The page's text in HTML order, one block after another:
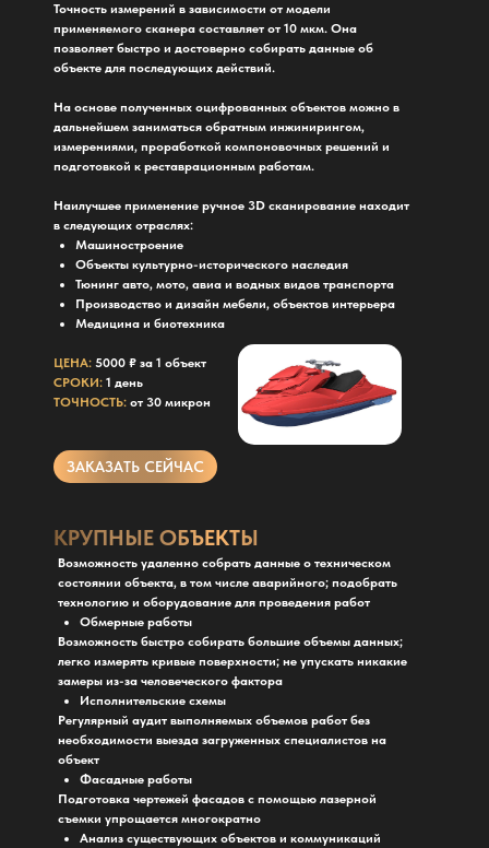
Точность измерений в зависимости от модели
применяемого сканера составляет от 10 мкм. Она
позволяет быстро и достоверно собирать данные об
объекте для последующих действий.
На основе полученных оцифрованных объектов можно в
дальнейшем заниматься обратным инжинирингом,
измерениями, проработкой компоновочных решений и
подготовкой к реставрационным работам.
Наилучшее применение ручное 3D сканирование находит
в следующих отраслях:
Машиностроение
Объекты культурно-исторического наследия
Тюнинг авто, мото, авиа и водных видов транспорта
Производство и дизайн мебели, объектов интерьера
Медицина и биотехника
ЦЕНА: 5000 ₽ за 1 объект
СРОКИ: 1 день
ТОЧНОСТЬ: от 30 микрон
КРУПНЫЕ ОБЪЕКТЫ
Возможность удаленно собрать данные о техническом
состоянии объекта, в том числе аварийного; подобрать
технологию и оборудование для проведения работ
Обмерные работы
Возможность быстро собирать большие объемы данных;
легко измерять кривые поверхности; не упускать никакие
замеры из-за человеческого фактора
Исполнительские схемы
Регулярный аудит выполняемых объемов работ без
необходимости выезда загруженных специалистов на
объект
Фасадные работы
Подготовка чертежей фасадов с помощью лазерной
съемки упрощается многократно
Анализ существующих объектов и коммуникаций
ЗАКАЗАТЬ СЕЙЧАС